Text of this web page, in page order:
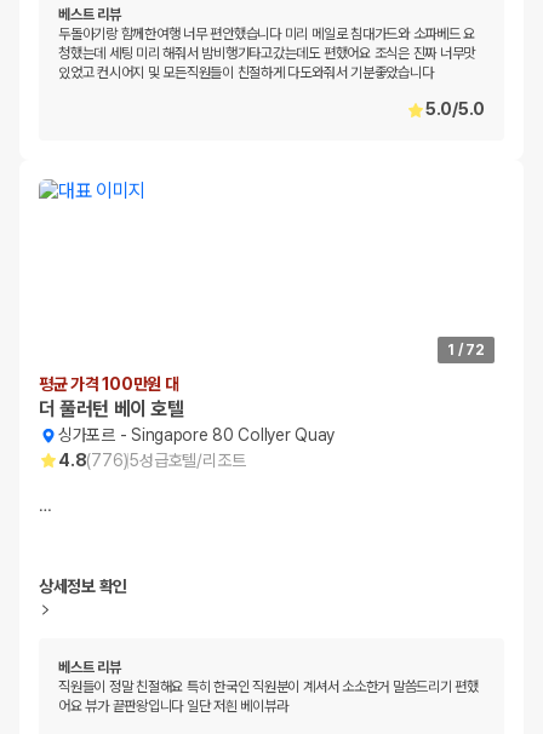
베스트 리뷰
두돌아기랑 함께한여행 너무 편안했습니다 미리 메일로 침대가드와 소파베드 요
청했는데 세팅 미리 해줘서 밤비행기타고갔는데도 편했어요 조식은 진짜 너무맛
있었고 컨시어지 및 모든직원들이 친절하게 다도와줘서 기분좋았습니다
5.0/5.0
1 / 72
평균 가격 100만원 대
더 풀러턴 베이 호텔
싱가포르 - Singapore 80 Collyer Quay
4.8(776)5성급호텔/리조트
…
상세정보 확인
베스트 리뷰
직원들이 정말 친절해요 특히 한국인 직원분이 계셔서 소소한거 말씀드리기 편했
어요 뷰가 끝판왕입니다 일단 저흰 베이뷰라